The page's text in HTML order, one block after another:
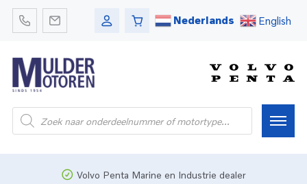
Nederlands English
Volvo Penta Marine en Industrie dealer